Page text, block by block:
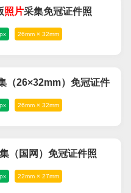
照片采集免冠证件照
26mm × 32mm
（26×32mm）免冠证件
26mm × 32mm
（国网）免冠证件照
22mm × 27mm